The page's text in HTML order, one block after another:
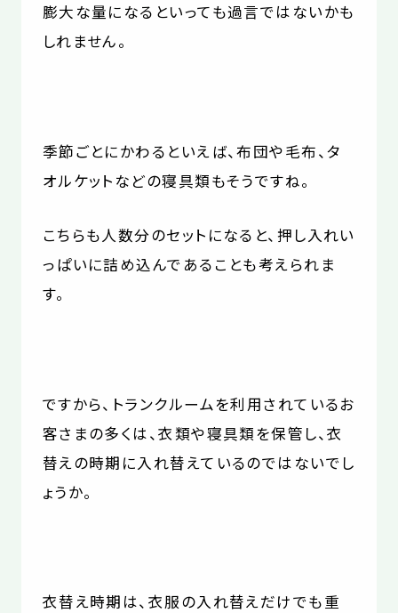
膨大な量になるといっても過言ではないかも
しれません。
季節ごとにかわるといえば、布団や毛布、タ
オルケットなどの寝具類もそうですね。
こちらも人数分のセットになると、押し入れい
っぱいに詰め込んであることも考えられま
す。
ですから、トランクルームを利用されているお
客さまの多くは、衣類や寝具類を保管し、衣
替えの時期に入れ替えているのではないでし
ょうか。
衣替え時期は、衣服の入れ替えだけでも重